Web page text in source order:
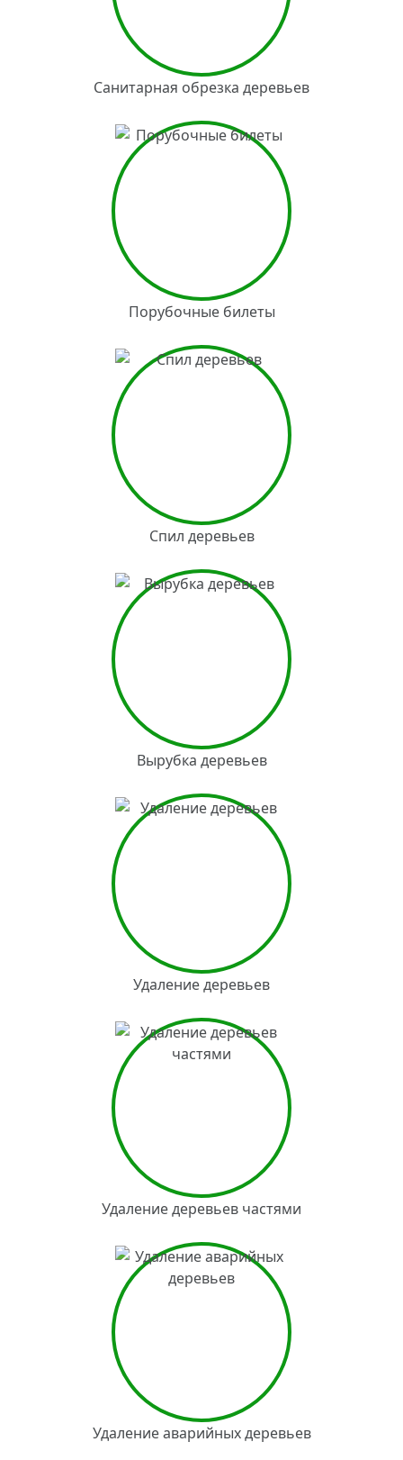
Санитарная обрезка деревьев
Порубочные билеты
Спил деревьев
Вырубка деревьев
Удаление деревьев
Удаление деревьев частями
Удаление аварийных деревьев